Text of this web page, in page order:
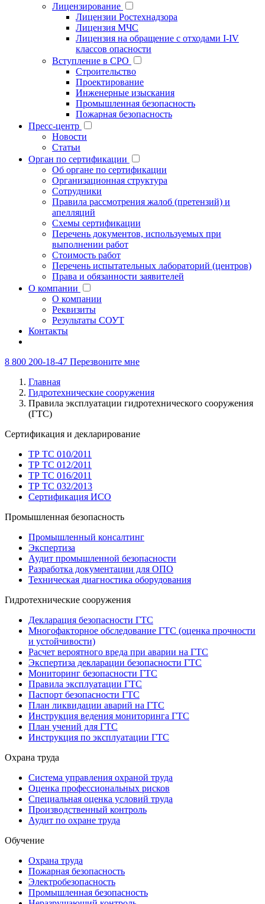
Лицензирование
Лицензии Ростехнадзора
Лицензия МЧС
Лицензия на обращение с отходами I-IV
классов опасности
Вступление в СРО
Строительство
Проектирование
Инженерные изыскания
Промышленная безопасность
Пожарная безопасность
Пресс-центр
Новости
Статьи
Орган по сертификации
Об органе по сертификации
Организационная структура
Сотрудники
Правила рассмотрения жалоб (претензий) и
апелляций
Схемы сертификации
Перечень документов, используемых при
выполнении работ
Стоимость работ
Перечень испытательных лабораторий (центров)
Права и обязанности заявителей
О компании
О компании
Реквизиты
Результаты СОУТ
Контакты
8 800 200-18-47 Перезвоните мне
Главная
Гидротехнические сооружения
Правила эксплуатации гидротехнического сооружения
(ГТС)
Сертификация и декларирование
ТР ТС 010/2011
ТР ТС 012/2011
ТР ТС 016/2011
ТР ТС 032/2013
Сертификация ИСО
Промышленная безопасность
Промышленный консалтинг
Экспертиза
Аудит промышленной безопасности
Разработка документации для ОПО
Техническая диагностика оборудования
Гидротехнические сооружения
Декларация безопасности ГТС
Многофакторное обследование ГТС (оценка прочности
и устойчивости)
Расчет вероятного вреда при аварии на ГТС
Экспертиза декларации безопасности ГТС
Мониторинг безопасности ГТС
Правила эксплуатации ГТС
Паспорт безопасности ГТС
План ликвидации аварий на ГТС
Инструкция ведения мониторинга ГТС
План учений для ГТС
Инструкция по эксплуатации ГТС
Охрана труда
Система управления охраной труда
Оценка профессиональных рисков
Специальная оценка условий труда
Производственный контроль
Аудит по охране труда
Обучение
Охрана труда
Пожарная безопасность
Электробезопасность
Промышленная безопасность